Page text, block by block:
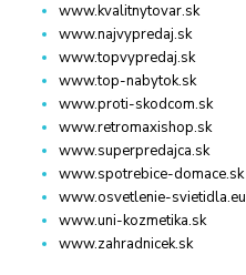
www.kvalitnytovar.sk
www.najvypredaj.sk
www.topvypredaj.sk
www.top-nabytok.sk
www.proti-skodcom.sk
www.retromaxishop.sk
www.superpredajca.sk
www.spotrebice-domace.sk
www.osvetlenie-svietidla.eu
www.uni-kozmetika.sk
www.zahradnicek.sk